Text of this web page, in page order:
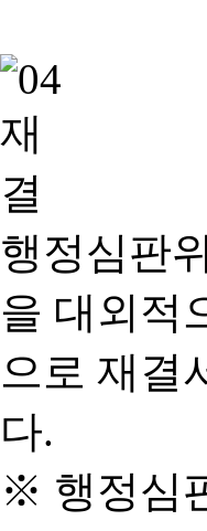
행정심판
을 대외적
으로 재결
다.
※ 행정심